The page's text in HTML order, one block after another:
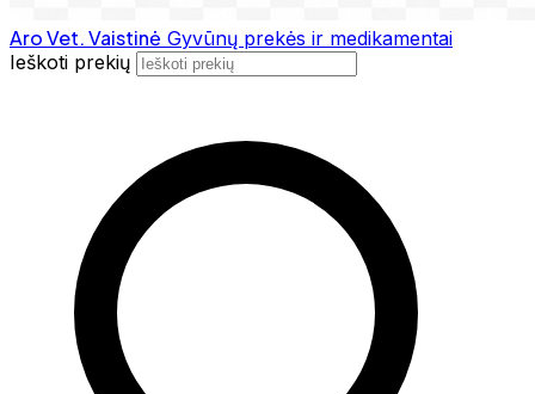
Aro Vet. Vaistinė Gyvūnų prekės ir medikamentai
Ieškoti prekių